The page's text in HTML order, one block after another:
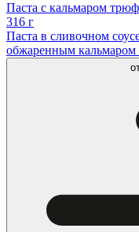
Паста с кальмаром
316 г
Паста в сливочном
обжаренным